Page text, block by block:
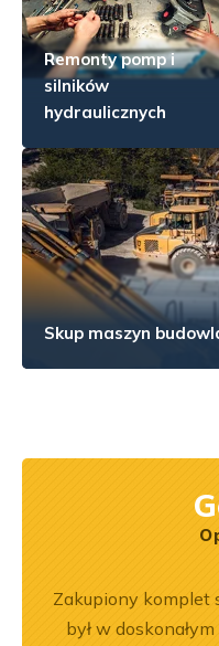
Remonty pomp i
silników
hydraulicznych
Skup maszyn
Zakupiony komplet
był w